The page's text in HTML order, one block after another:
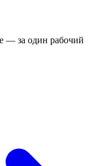
— за один рабочий